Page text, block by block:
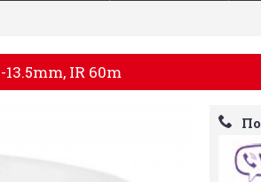
IR 60m